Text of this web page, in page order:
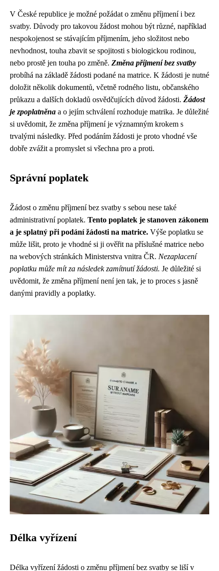
V České republice je možné požádat o změnu příjmení i bez
svatby. Důvody pro takovou žádost mohou být různé, například
nespokojenost se stávajícím příjmením, jeho složitost nebo
nevhodnost, touha zbavit se spojitosti s biologickou rodinou,
nebo prostě jen touha po změně. Změna příjmení bez svatby
probíhá na základě žádosti podané na matrice. K žádosti je nutné
doložit několik dokumentů, včetně rodného listu, občanského
průkazu a dalších dokladů osvědčujících důvod žádosti. Žádost
je zpoplatněna a o jejím schválení rozhoduje matrika. Je důležité
si uvědomit, že změna příjmení je významným krokem s
trvalými následky. Před podáním žádosti je proto vhodné vše
dobře zvážit a promyslet si všechna pro a proti.
Správní poplatek
Žádost o změnu příjmení bez svatby s sebou nese také
administrativní poplatek. Tento poplatek je stanoven zákonem
a je splatný při podání žádosti na matrice. Výše poplatku se
může lišit, proto je vhodné si ji ověřit na příslušné matrice nebo
na webových stránkách Ministerstva vnitra ČR. Nezaplacení
poplatku může mít za následek zamítnutí žádosti. Je důležité si
uvědomit, že změna příjmení není jen tak, je to proces s jasně
danými pravidly a poplatky.
Délka vyřízení
Délka vyřízení žádosti o změnu příjmení bez svatby se liší v